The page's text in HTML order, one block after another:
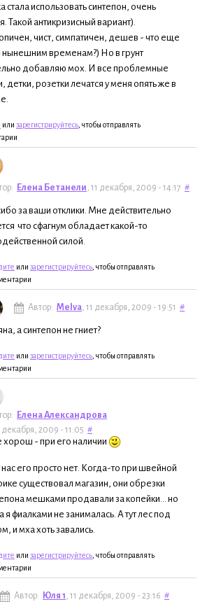
стала использовать синтепон, очень
Такой антикризисный вариант).
чист, симпатичен, дешев - что еще
нынешним временам?) Но в грунт
добавляю мох. И все проблемные
детки, розетки лечатся у меня опять же в
или зарегистрируйтесь , чтобы отправлять
Елена Бетанели, 11 декабря, 2009 - 14:17 #
за ваши отклики. Мне действительно
что сфагнум обладает какой-то
силой.
или зарегистрируйтесь , чтобы отправлять
Автор: Melva, 11 декабря, 2009 - 19:51 #
а синтепон не гниет?
или зарегистрируйтесь , чтобы отправлять
Елена Александрова
декабря, 2009 - 11:05 #
хорош - при его наличии
его просто нет. Когда-то при швейной
существовал магазин, они обрезки
мешками продавали за копейки... но
я фиалками не занималась. А тут лес под
и мха хоть завались.
или зарегистрируйтесь , чтобы отправлять
Автор: Юля 1, 11 декабря, 2009 - 23:16 #